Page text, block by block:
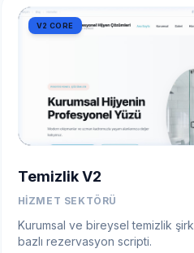
V2 CORE
Temizlik V2
HIZMET SEKTÖRÜ
Kurumsal ve bireysel temizlik
bazlı rezervasyon scripti.